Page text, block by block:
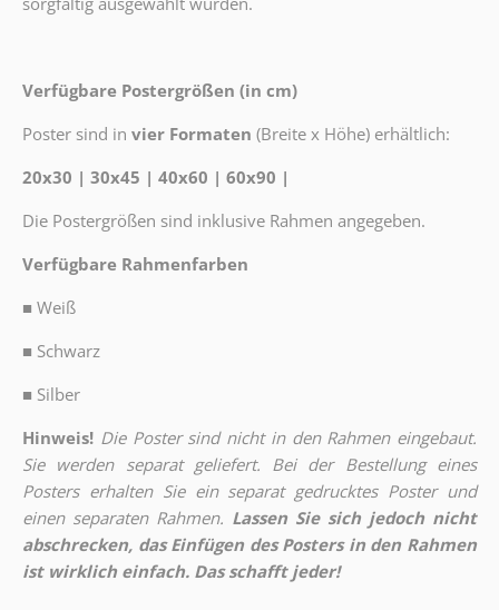
Verfügbare Postergrößen (in cm)
Poster sind in vier Formaten (Breite x Höhe) erhältlich:
20x30 | 30x45 | 40x60 | 60x90 |
Die Postergrößen sind inklusive Rahmen angegeben.
Verfügbare Rahmenfarben
■ Weiß
■ Schwarz
■ Silber
Hinweis! Die Poster sind nicht in den Rahmen eingebaut.
Sie werden separat geliefert. Bei der Bestellung eines
Posters erhalten Sie ein separat gedrucktes Poster und
einen separaten Rahmen. Lassen Sie sich jedoch nicht
abschrecken, das Einfügen des Posters in den Rahmen
ist wirklich einfach. Das schafft jeder!